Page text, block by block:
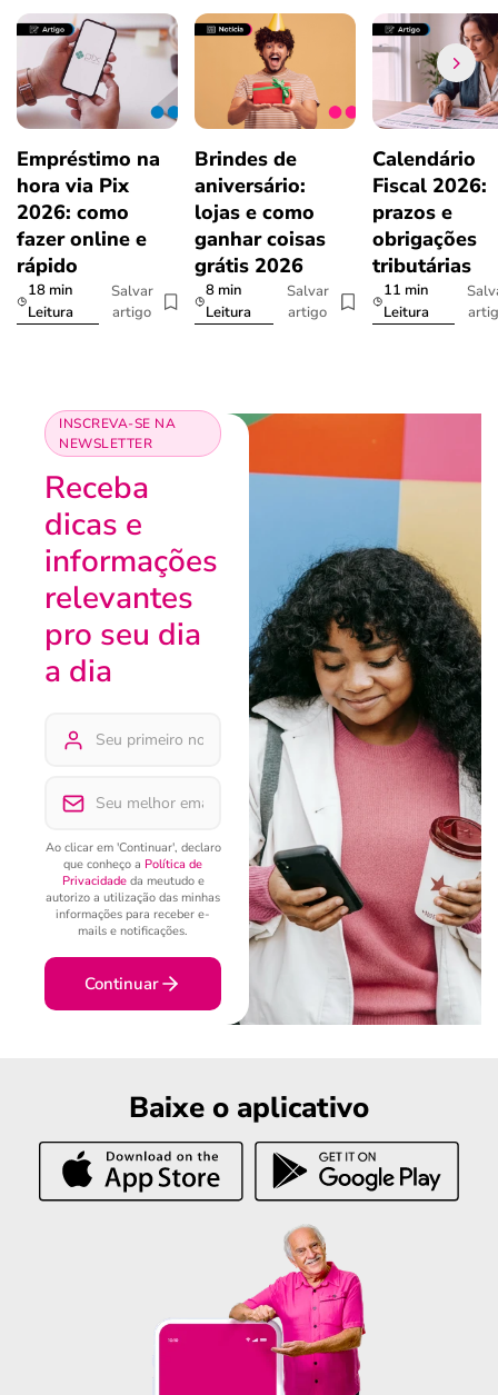
Empréstimo na
hora via Pix
2026: como
fazer online e
rápido
18 min
Leitura
Salvar
artigo
Brindes de
aniversário:
lojas e como
ganhar coisas
grátis 2026
8 min
Leitura
Salvar
artigo
Calendário
Fiscal 2026:
prazos e
obrigações
tributárias
11 min
Leitura
INSCREVA-SE NA
NEWSLETTER
Receba
dicas e
informações
relevantes
pro seu dia
a dia
Ao clicar em 'Continuar', declaro
que conheço a Política de
Privacidadeda meutudo e
autorizo a utilização das minhas
informações para receber e-
mails e notificações.
Continuar
Baixe o aplicativo